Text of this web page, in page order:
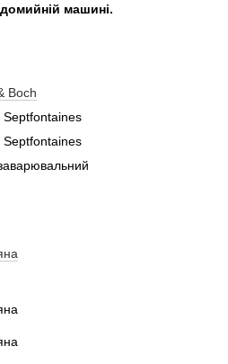
машині.
Boch
Septfontaines
Septfontaines